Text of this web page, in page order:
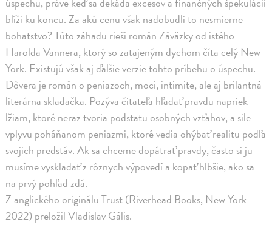
blíži ku koncu. Za akú cenu však nadobudli to nesmierne
bohatstvo? Túto záhadu rieši román Záväzky od istého
Harolda Vannera, ktorý so zatajeným dychom číta celý New
York. Existujú však aj ďalšie verzie tohto príbehu o úspechu.
Dôvera je román o peniazoch, moci, intimite, ale aj brilantná
literárna skladačka. Pozýva čitateľa hľadať pravdu napriek
lžiam, ktoré neraz tvoria podstatu osobných vzťahov, a sile
vplyvu poháňanom peniazmi, ktoré vedia ohýbať realitu podľa
svojich predstáv. Ak sa chceme dopátrať pravdy, často si ju
musíme vyskladať z rôznych výpovedí a kopať hlbšie, ako sa
na prvý pohľad zdá.
Z anglického originálu Trust (Riverhead Books, New York
2022) preložil Vladislav Gális.